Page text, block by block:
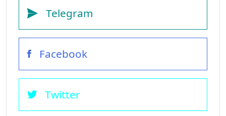
Telegram
Facebook
Twitter